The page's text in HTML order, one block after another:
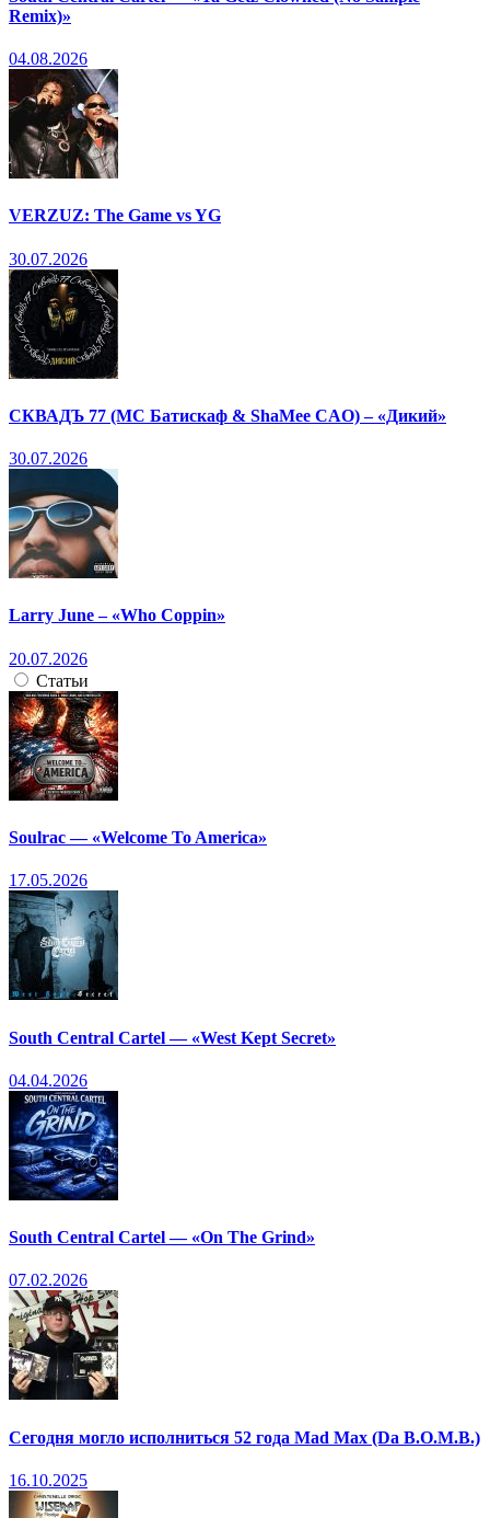
Remix)»
04.08.2026
VERZUZ: The Game vs YG
30.07.2026
СКВАДЪ 77 (МС Батискаф & ShaMee CAO) – «Дикий»
30.07.2026
Larry June – «Who Coppin»
20.07.2026
Статьи
Soulrac — «Welcome To America»
17.05.2026
South Central Cartel — «West Kept Secret»
04.04.2026
South Central Cartel — «On The Grind»
07.02.2026
Сегодня могло исполниться 52 года Mad Max (Da B.O.M.B.)
16.10.2025